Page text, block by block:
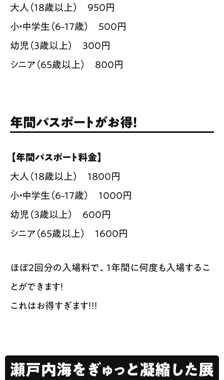
大人（18歳以上） 950円
小・中学生（6-17歳） 500円
幼児（3歳以上） 300円
シニア（65歳以上） 800円
年間パスポートがお得！
【年間パスポート料金】
大人（18歳以上） 1800円
小・中学生（6-17歳） 1000円
幼児（3歳以上） 600円
シニア（65歳以上） 1600円
ほぼ2回分の入場料で、1年間に何度も入場するこ
とができます！
これはお得すぎます！！！
瀬戸内海をぎゅっと凝縮した展